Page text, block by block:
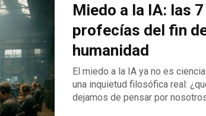
Miedo a la IA: las 7
profecías del fin
humanidad
El miedo a la IA ya no es
una inquietud filosófica real:
dejamos de pensar por nosotros